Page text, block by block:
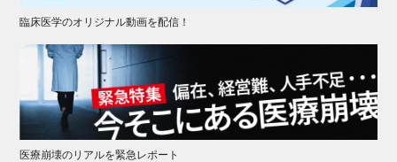
臨床医学のオリジナル動画を配信！
医療崩壊のリアルを緊急レポート